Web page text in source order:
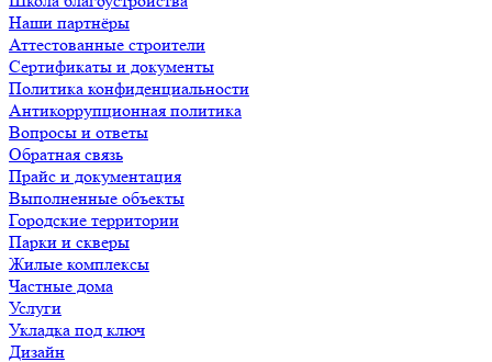
Наши партнёры
Аттестованные строители
Сертификаты и документы
Политика конфиденциальности
Антикоррупционная политика
Вопросы и ответы
Обратная связь
Прайс и документация
Выполненные объекты
Городские территории
Парки и скверы
Жилые комплексы
Частные дома
Услуги
Укладка под ключ
Дизайн